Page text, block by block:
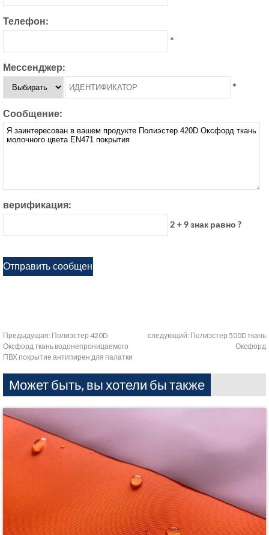
Телефон:
*
Мессенджер:
*
Сообщение:
верификация:
2 + 9 знак равно ?
Предыдущая: Полиэстер 420D
Оксфорд ткань водонепроницаемого
ПВХ покрытие антипирен для палатки
следующий: Полиэстер 500D ткань
Оксфорд
Может быть, вы хотели бы также